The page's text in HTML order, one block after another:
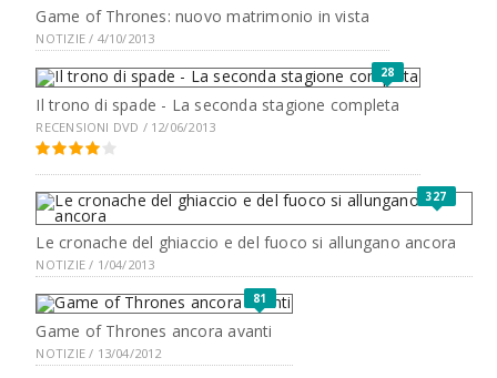
Game of Thrones: nuovo matrimonio in vista
NOTIZIE / 4/10/2013
28
Il trono di spade - La seconda stagione completa
RECENSIONI DVD / 12/06/2013
327
Le cronache del ghiaccio e del fuoco si allungano ancora
NOTIZIE / 1/04/2013
81
Game of Thrones ancora avanti
NOTIZIE / 13/04/2012